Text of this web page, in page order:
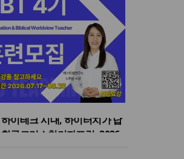
사랑과 공의로 열리는 하나님
나라의 회복 원리
어쿠스틱 피아노 찬송가 시리
즈의 새 앨범 발매
미션파트너스, 퍼스펙티브스
교자원 발굴”
이다
한국크리스천기자포럼, 2026